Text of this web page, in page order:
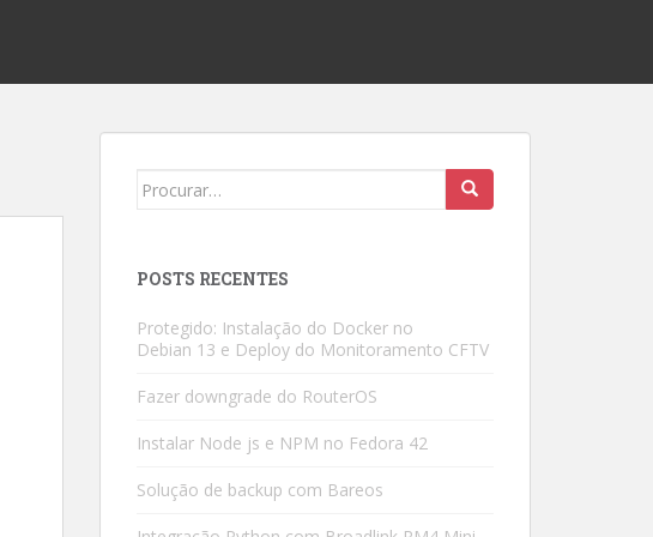
Search
POSTS RECENTES
Protegido: Instalação do Docker no
Debian 13 e Deploy do Monitoramento CFTV
Fazer downgrade do RouterOS
Instalar Node js e NPM no Fedora 42
Solução de backup com Bareos